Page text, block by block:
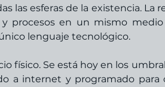
las esferas de la existencia. La
procesos en un mismo
lenguaje tecnológico.
físico. Se está hoy en los
a internet y programado